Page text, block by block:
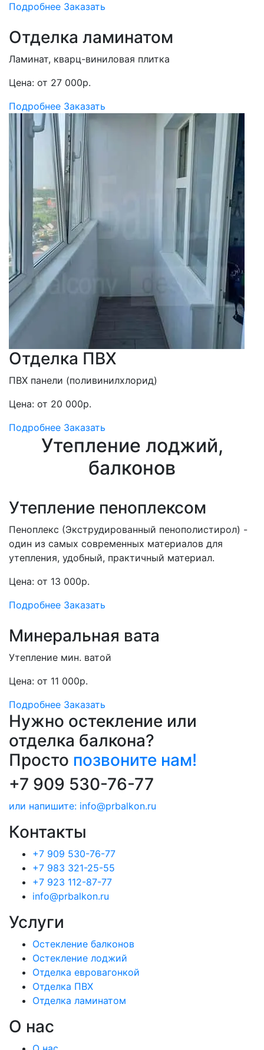
Подробнее Заказать
Отделка ламинатом
Ламинат, кварц-виниловая плитка
Цена: от 27 000р.
Подробнее Заказать
Отделка ПВХ
ПВХ панели (поливинилхлорид)
Цена: от 20 000р.
Подробнее Заказать
Утепление лоджий,
балконов
Утепление пеноплексом
Пеноплекс (Экструдированный пенополистирол) -
один из самых современных материалов для
утепления, удобный, практичный материал.
Цена: от 13 000р.
Подробнее Заказать
Минеральная вата
Утепление мин. ватой
Цена: от 11 000р.
Подробнее Заказать
Нужно остекление или
отделка балкона?
Просто позвоните нам!
+7 909 530-76-77
или напишите: info@prbalkon.ru
Контакты
+7 909 530-76-77
+7 983 321-25-55
+7 923 112-87-77
info@prbalkon.ru
Услуги
Остекление балконов
Остекление лоджий
Отделка евровагонкой
Отделка ПВХ
Отделка ламинатом
О нас